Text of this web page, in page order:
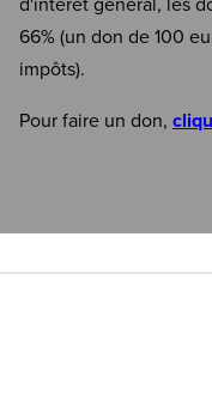
66% (un don de 100
impôts).
Pour faire un don,